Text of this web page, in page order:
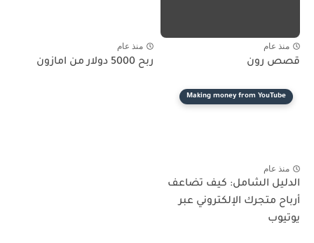
منذ عام
قصص رون
منذ عام
ربح 5000 دولار من امازون
Making money from YouTube
منذ عام
الدليل الشامل: كيف تضاعف
أرباح متجرك الإلكتروني عبر
يوتيوب